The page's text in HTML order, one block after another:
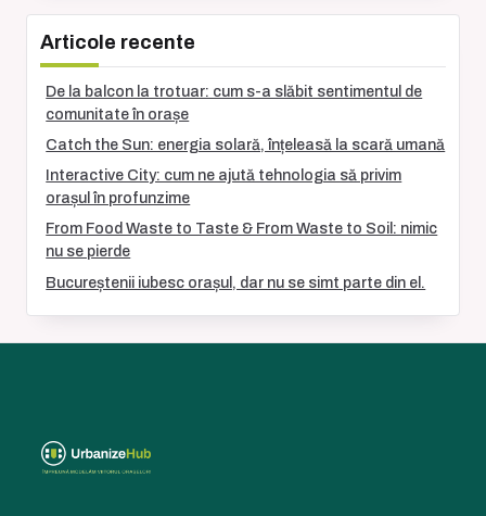
Articole recente
De la balcon la trotuar: cum s-a slăbit sentimentul de
comunitate în orașe
Catch the Sun: energia solară, înțeleasă la scară umană
Interactive City: cum ne ajută tehnologia să privim
orașul în profunzime
From Food Waste to Taste & From Waste to Soil: nimic
nu se pierde
Bucureștenii iubesc orașul, dar nu se simt parte din el.